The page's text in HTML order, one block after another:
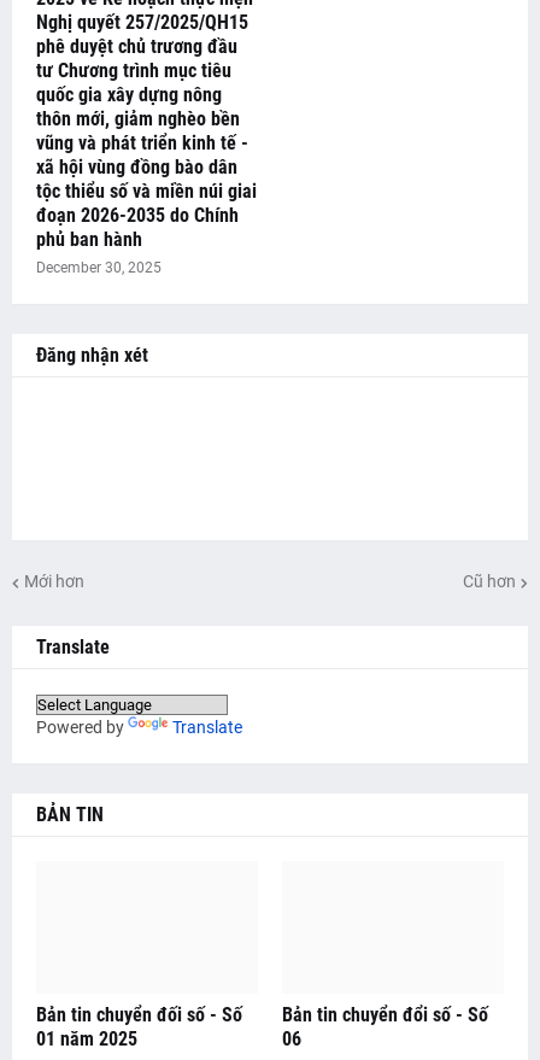
Nghị quyết 257/2025/QH15
phê duyệt chủ trương đầu
tư Chương trình mục tiêu
quốc gia xây dựng nông
thôn mới, giảm nghèo bền
vũng và phát triển kinh tế -
xã hội vùng đồng bào dân
tộc thiểu số và miền núi giai
đoạn 2026-2035 do Chính
phủ ban hành
December 30, 2025
Đăng nhận xét
Mới hơn Cũ hơn
Translate
Powered by Translate
BẢN TIN
Bản tin chuyển đối số - Số
01 năm 2025
Bản tin chuyển đổi số - Số
06